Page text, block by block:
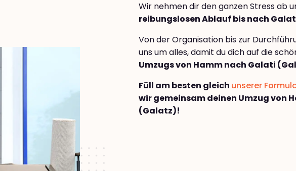
Wir nehmen dir den ganzen Stress ab
reibungslosen Ablauf bis nach
Von der Organisation bis zur
uns um alles, damit du dich auf die
Umzugs von Hamm nach Galati
Füll am besten gleich unserer
wir gemeinsam deinen Umzug von
(Galatz)!